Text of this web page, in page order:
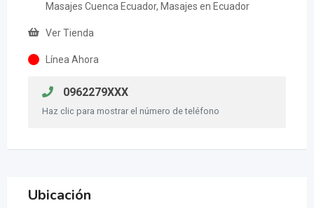
Masajes Cuenca Ecuador, Masajes en Ecuador
Ver Tienda
Línea Ahora
0962279XXX
Haz clic para mostrar el número de teléfono
Ubicación